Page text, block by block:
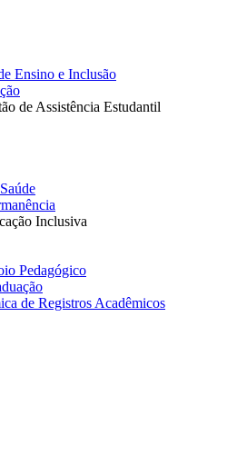
Ensino e Inclusão
de Assistência Estudantil
Inclusiva
Pedagógico
de Registros Acadêmicos